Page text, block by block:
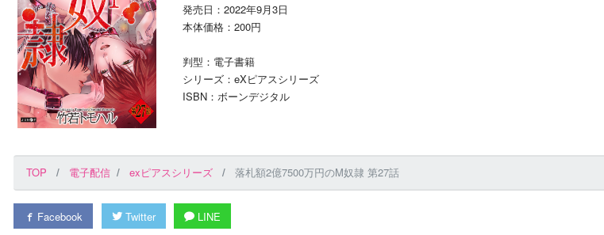
発売日：2022年9月3日
本体価格：200円
判型：電子書籍
シリーズ：eXピアスシリーズ
ISBN：ボーンデジタル
TOP 電子配信 exピアスシリーズ 落札額2億7500万円のM奴隷 第27話
Facebook Twitter LINE